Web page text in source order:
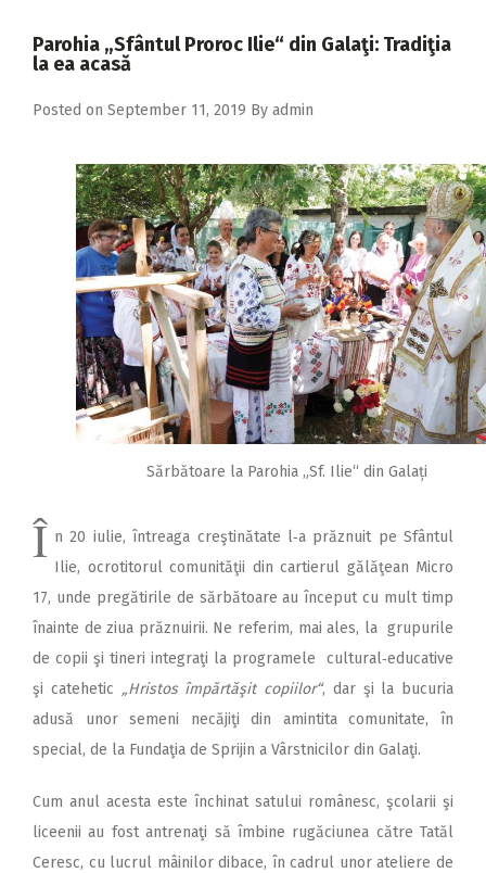
2017
Parohia „Sfântul Proroc Ilie“ din Galaţi: Tradiţia
la ea acasă
Posted on September 11, 2019 By admin
Sărbătoare la Parohia „Sf. Ilie“ din Galați
Î n 20 iulie, întreaga creş­tinătate l‑a prăznuit pe Sfântul
Ilie, ocrotitorul comunităţii din cartierul gălăţean Micro
17, unde pregătirile de sărbătoare au început cu mult timp
înainte de ziua prăznuirii. Ne referim, mai ales, la grupurile
de copii şi tineri integraţi la programele cultural‑educative
şi catehetic „Hristos împărtăşit copiilor“, dar şi la bucuria
adusă unor semeni necăjiţi din amintita comunitate, în
special, de la Fundaţia de Sprijin a Vârstnicilor din Galaţi.
Cum anul acesta este închinat satului românesc, şcolarii şi
liceenii au fost antrenaţi să îmbine rugăciunea către Tatăl
Ceresc, cu lucrul mâinilor dibace, în cadrul unor ateliere de